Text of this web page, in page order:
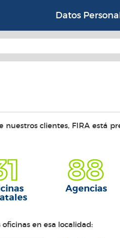
Datos
clientes, FIRA está
88
Agencias
en esa localidad: